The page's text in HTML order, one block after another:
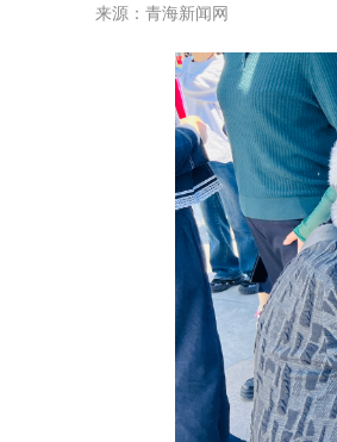
来源： 青海新闻网